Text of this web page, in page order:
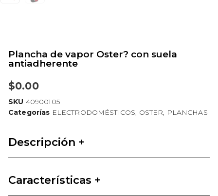
Plancha de vapor Oster? con suela
antiadherente
$0.00
SKU 40900105
Categorías ELECTRODOMÉSTICOS OSTER PLANCHAS
Descripción +
Características +